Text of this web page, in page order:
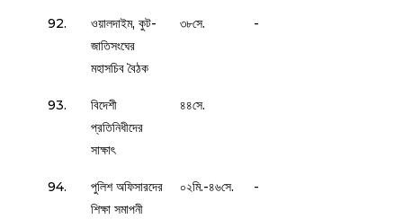
92.
ওয়ালদাইম, কুট-
জাতিসংঘের
মহাসচিব বৈঠক
৩৮সে. -
93.
বিদেশী
প্রতিনিধীদের
সাক্ষাৎ
৪৪সে.
94.
পুলিশ অফিসারদের
শিক্ষা সমাপনী
০২মি.-৪৬সে. -